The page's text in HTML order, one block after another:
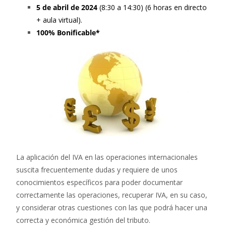
5 de abril de 2024 (8:30 a 14:30) (6 horas en directo
+ aula virtual).
100% Bonificable*
La aplicación del IVA en las operaciones internacionales
suscita frecuentemente dudas y requiere de unos
conocimientos específicos para poder documentar
correctamente las operaciones, recuperar IVA, en su caso,
y considerar otras cuestiones con las que podrá hacer una
correcta y económica gestión del tributo.